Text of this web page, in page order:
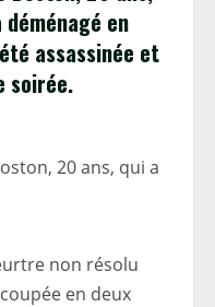
en
assassinée et
soirée.
non résolu
en deux